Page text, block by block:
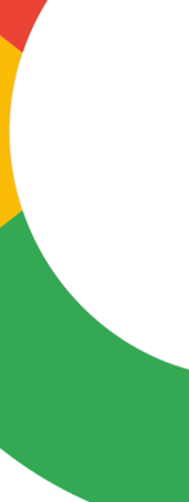
La Sole en Cadena 3